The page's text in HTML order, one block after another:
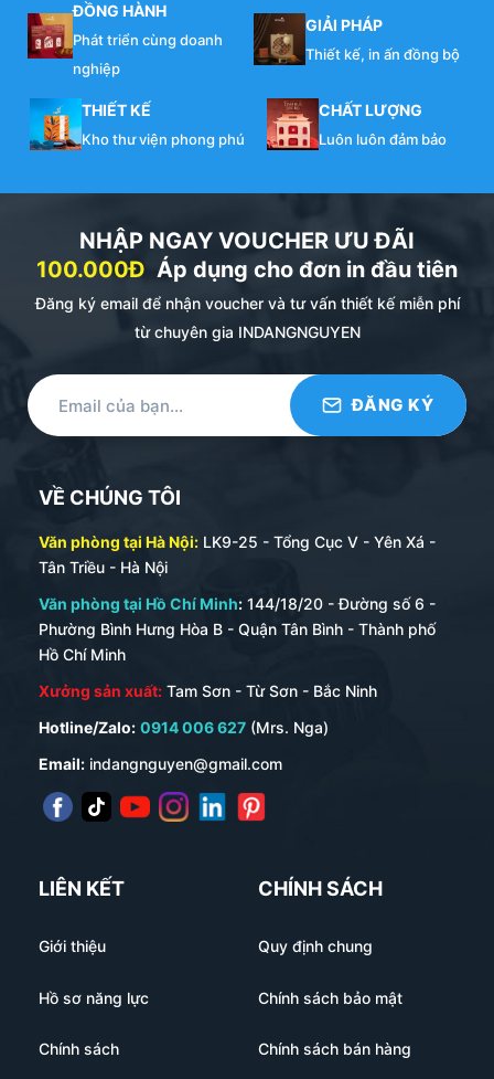
ĐỒNG HÀNH
Phát triển cùng doanh
nghiệp
GIẢI PHÁP
Thiết kế, in ấn đồng bộ
THIẾT KẾ
Kho thư viện phong phú
CHẤT LƯỢNG
Luôn luôn đảm bảo
NHẬP NGAY VOUCHER ƯU ĐÃI
100.000Đ Áp dụng cho đơn in đầu tiên
Đăng ký email để nhận voucher và tư vấn thiết kế miễn phí
từ chuyên gia INDANGNGUYEN
VỀ CHÚNG TÔI
Văn phòng tại Hà Nội: LK9-25 - Tổng Cục V - Yên Xá -
Tân Triều - Hà Nội
Văn phòng tại Hồ Chí Minh: 144/18/20 - Đường số 6 -
Phường Bình Hưng Hòa B - Quận Tân Bình - Thành phố
Hồ Chí Minh
Xưởng sản xuất: Tam Sơn - Từ Sơn - Bắc Ninh
Hotline/Zalo: 0914 006 627 (Mrs. Nga)
Email: indangnguyen@gmail.com
LIÊN KẾT
Giới thiệu
Hồ sơ năng lực
Chính sách
CHÍNH SÁCH
Quy định chung
Chính sách bảo mật
Chính sách bán hàng